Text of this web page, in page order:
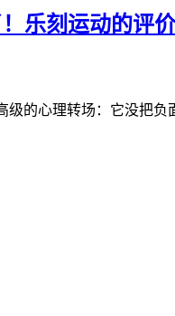
乐刻运动的评
级的心理转场：它没把